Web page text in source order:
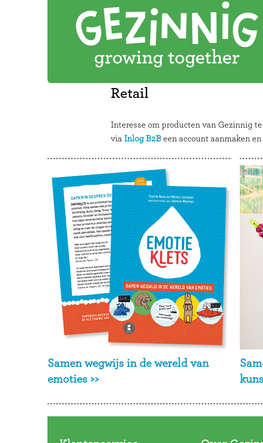
Retail
Interesse om producten van Gezinnig
via Inlog B2B een account aanmaken
Interessante
Samen wegwijs in de wereld van
emoties >>